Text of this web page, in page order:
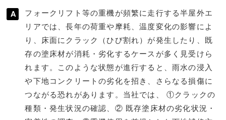
フォークリフト等の重機が頻繁に走行する半屋外エ
リアでは、長年の荷重や摩耗、温度変化の影響によ
り、床面にクラック（ひび割れ）が発生したり、既
存の塗床材が消耗・劣化するケースが多く見受けら
れます。このような状態が進行すると、雨水の浸入
や下地コンクリートの劣化を招き、さらなる損傷に
つながる恐れがあります。当社では、 ①クラックの
種類・発生状況の確認、② 既存塗床材の劣化状況・